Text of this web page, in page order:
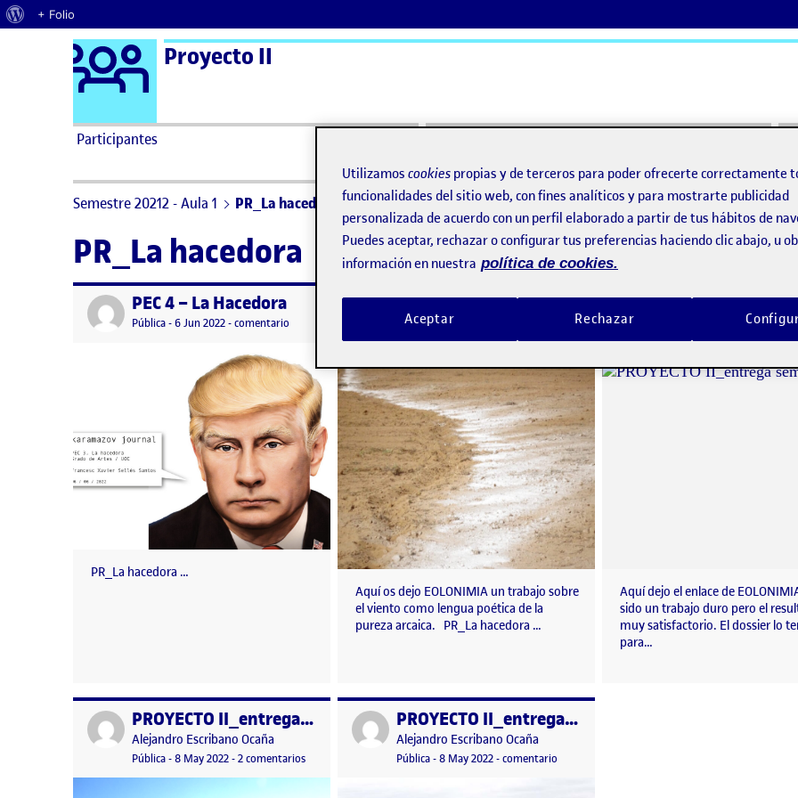
Acerca de WordPress
+ Folio
Saltar al contenido Logo Ágora
Proyecto II
Participantes
Semestre 20212 - Aula 1 PR_La hacedora
PR_La hacedora
Publicado porPEC 4 – La Hacedora
Visibilidad:
Pública-Fecha de publicación
6 Jun 2022-comentario
PR_La hacedora …
Publicado por PROYECTO II_ E O L O N I M I A
Publicado por
Alejandro Escribano Ocaña
Visibilidad:
Pública-Fecha de publicación
5 Jun 20222 octubre, 2023 9:11 pm
-comentarioen PROYECTO II_ E O L O N I M I A
Aquí os dejo EOLONIMIA un trabajo sobre
el viento como lengua poética de la
pureza arcaica. PR_La hacedora …
Publicado por
Alejandro Escribano
Visibilidad:
Pública-Fecha de
1 Jun 20222-
Aquí dejo el enlace de
sido un trabajo duro pero el
muy satisfactorio. El dossier lo
para…
Publicado por PROYECTO II_entrega semanal 2
Publicado por
Alejandro Escribano Ocaña
Visibilidad:
Pública-Fecha de publicación
8 May 20222 octubre, 2023 9:11 pm
-2 comentariosen PROYECTO II_entrega semanal 2
Publicado por PROYECTO II_entrega semanal 1
Publicado por
Alejandro Escribano Ocaña
Visibilidad:
Pública-Fecha de publicación
8 May 20222 octubre, 2023 9:11 pm
-comentario
Utilizamos cookies propias y de terceros para poder ofrecerte correctamente
funcionalidades del sitio web, con fines analíticos y para mostrarte publicidad
personalizada de acuerdo con un perfil elaborado a partir de tus hábitos de
Puedes aceptar, rechazar o configurar tus preferencias haciendo clic abajo, u
información en nuestra política de cookies.
Rechazar
Aceptar